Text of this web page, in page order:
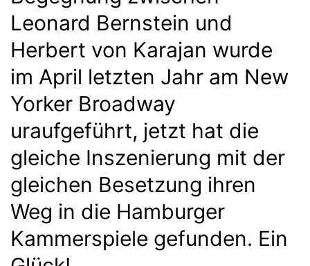
Leonard Bernstein und
Herbert von Karajan wurde
im April letzten Jahr am New
Yorker Broadway
uraufgeführt, jetzt hat die
gleiche Inszenierung mit der
gleichen Besetzung ihren
Weg in die Hamburger
Kammerspiele gefunden. Ein